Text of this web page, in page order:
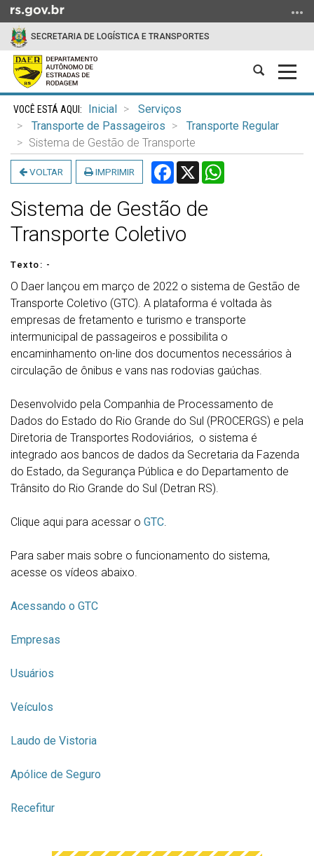
para
conteúdo
para
menu
para
SECRETARIA DE LOGÍSTICA E TRANSPORTES
Abrir
Início
conteúdo
Inicial
Serviços
Transporte de Passageiros
Transporte Regular
Sistema de Gestão de Transporte
VOLTAR IMPRIMIR Facebook
X
Sistema de Gestão de
Transporte Coletivo
Texto: -
O Daer lançou em março de 2022 o sistema de Gestão de
Transporte Coletivo (GTC). A plataforma é voltada às
empresas de fretamento e turismo e transporte
intermunicipal de passageiros e possibilita o
encaminhamento on-line dos documentos necessários à
circulação de ônibus e vans nas rodovias gaúchas.
Desenvolvido pela Companhia de Processamento de
Dados do Estado do Rio Grande do Sul (PROCERGS) e pela
Diretoria de Transportes Rodoviários, o sistema é
integrado aos bancos de dados da Secretaria da Fazenda
do Estado, da Segurança Pública e do Departamento de
Trânsito do Rio Grande do Sul (Detran RS).
Clique aqui para acessar o GTC.
Para saber mais sobre o funcionamento do sistema,
acesse os vídeos abaixo.
Acessando o GTC
Empresas
Usuários
Veículos
Laudo de Vistoria
Apólice de Seguro
Recefitur